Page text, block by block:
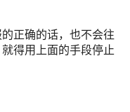
正确的话，也不会往
得用上面的手段停止